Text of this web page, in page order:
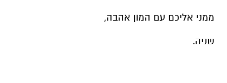
ממני אליכם עם המון אהבה,
שניה.